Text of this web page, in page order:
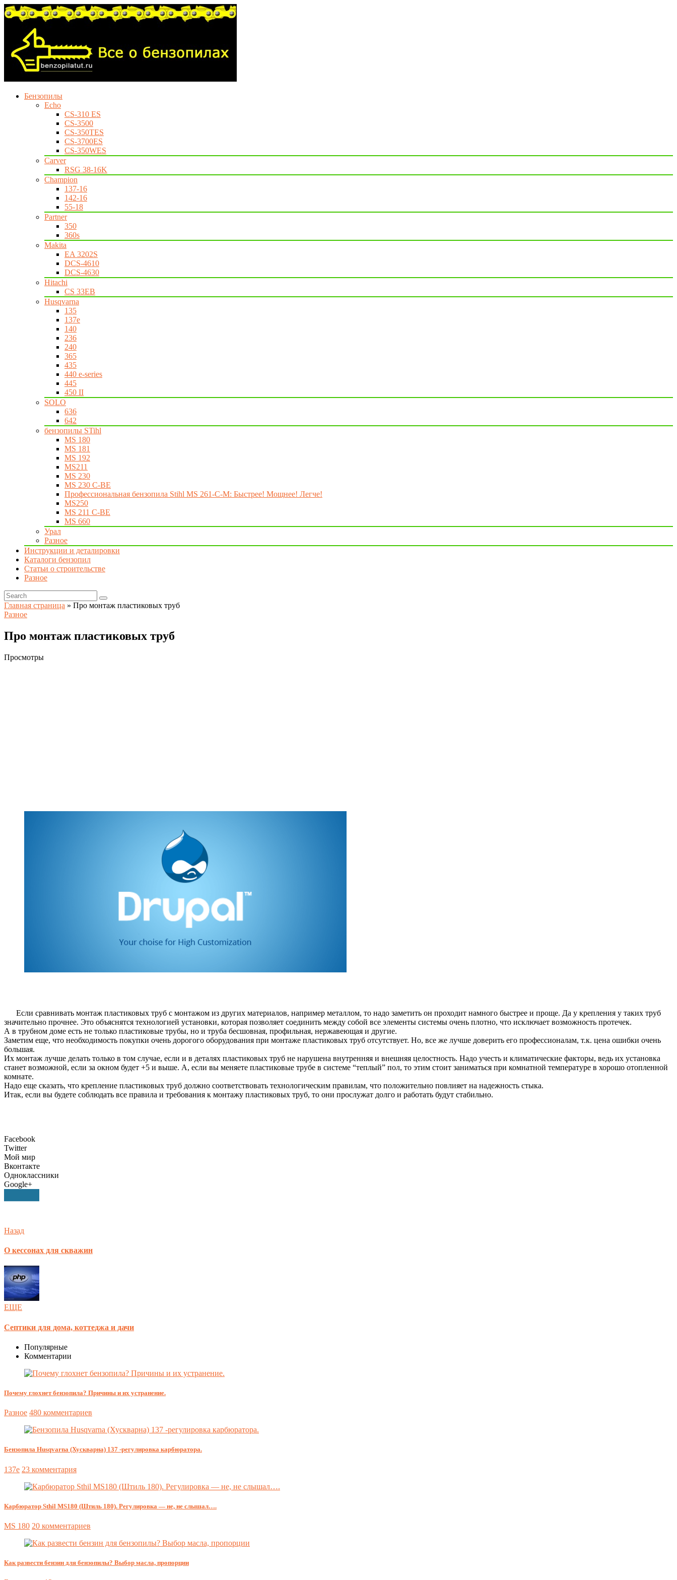
Бензопилы
Echo
CS-310 ES
CS-3500
CS-350TES
CS-3700ES
CS-350WES
Carver
RSG 38-16K
Champion
137-16
142-16
55-18
Partner
350
360s
Makita
EA 3202S
DCS-4610
DCS-4630
Hitachi
CS 33EB
Husqvarna
135
137e
140
236
240
365
435
440 e-series
445
450 II
SOLO
636
642
бензопилы STihl
MS 180
MS 181
MS 192
MS211
MS 230
MS 230 C-BE
Профессиональная бензопила Stihl MS 261-C-M: Быстрее! Мощнее! Легче!
MS250
MS 211 C-BE
MS 660
Урал
Разное
Инструкции и деталировки
Каталоги бензопил
Статьи о строительстве
Разное
Главная страница » Про монтаж пластиковых труб
Разное
Про монтаж пластиковых труб
Просмотры
Если сравнивать монтаж пластиковых труб с монтажом из других материалов, например металлом, то надо заметить он проходит намного быстрее и проще. Да у крепления у таких труб
значительно прочнее. Это объяснятся технологией установки, которая позволяет соединить между собой все элементы системы очень плотно, что исключает возможность протечек.
А в трубном доме есть не только пластиковые трубы, но и труба бесшовная, профильная, нержавеющая и другие.
Заметим еще, что необходимость покупки очень дорогого оборудования при монтаже пластиковых труб отсутствует. Но, все же лучше доверить его профессионалам, т.к. цена ошибки очень
большая.
Их монтаж лучше делать только в том случае, если и в деталях пластиковых труб не нарушена внутренняя и внешняя целостность. Надо учесть и климатические факторы, ведь их установка
станет возможной, если за окном будет +5 и выше. А, если вы меняете пластиковые трубе в системе “теплый” пол, то этим стоит заниматься при комнатной температуре в хорошо отопленной
комнате.
Надо еще сказать, что крепление пластиковых труб должно соответствовать технологическим правилам, что положительно повлияет на надежность стыка.
Итак, если вы будете соблюдать все правила и требования к монтажу пластиковых труб, то они прослужат долго и работать будут стабильно.
Facebook
Twitter
Мой мир
Вконтакте
Одноклассники
Google+
Назад
О кессонах для скважин
ЕЩЕ
Септики для дома, коттеджа и дачи
Популярные
Комментарии
Почему глохнет бензопила? Причины и их устранение.
Разное 480 комментариев
Бензопила Husqvarna (Хускварна) 137 -регулировка карбюратора.
137e 23 комментария
Карбюратор Sthil MS180 (Штиль 180). Регулировка — не, не слышал….
MS 180 20 комментариев
Как развести бензин для бензопилы? Выбор масла, пропорции